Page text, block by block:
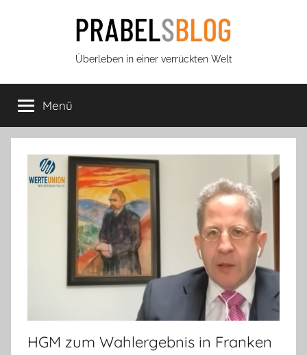
Prabels
Blog
Überleben in einer verrückten Welt
Menü
HGM zum Wahlergebnis in Franken